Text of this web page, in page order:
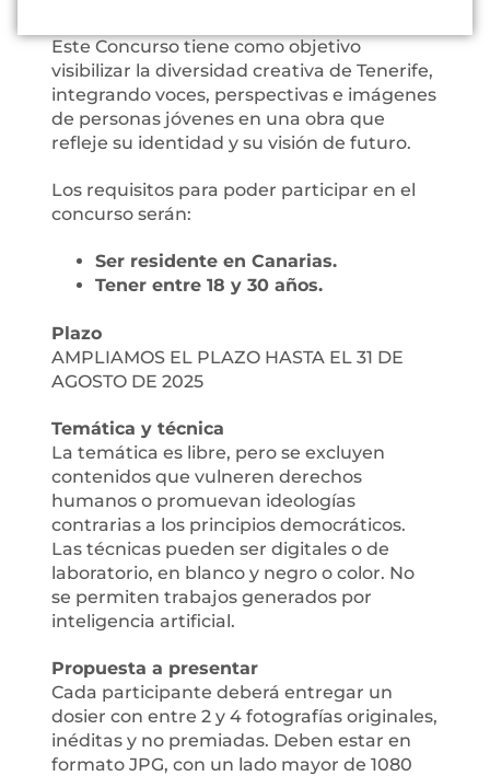
Este Concurso tiene como objetivo
visibilizar la diversidad creativa de Tenerife,
integrando voces, perspectivas e imágenes
de personas jóvenes en una obra que
refleje su identidad y su visión de futuro.
Los requisitos para poder participar en el
concurso serán:
Ser residente en Canarias.
Tener entre 18 y 30 años.
Plazo
AMPLIAMOS EL PLAZO HASTA EL 31 DE
AGOSTO DE 2025
Temática y técnica
La temática es libre, pero se excluyen
contenidos que vulneren derechos
humanos o promuevan ideologías
contrarias a los principios democráticos.
Las técnicas pueden ser digitales o de
laboratorio, en blanco y negro o color. No
se permiten trabajos generados por
inteligencia artificial.
Propuesta a presentar
Cada participante deberá entregar un
dosier con entre 2 y 4 fotografías originales,
inéditas y no premiadas. Deben estar en
formato JPG, con un lado mayor de 1080